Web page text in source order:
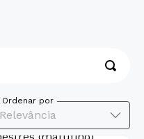
Relevância